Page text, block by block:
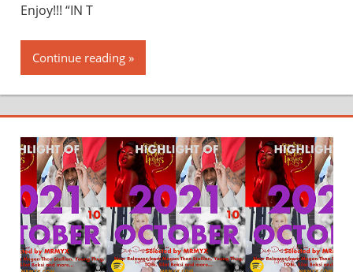
Enjoy!!! “IN T
Continue reading